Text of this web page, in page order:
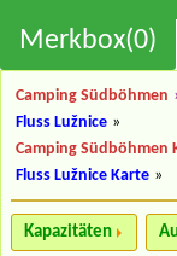
Merkbox(0)
Camping Südböhmen
Fluss Lužnice »
Camping Südböhmen
Fluss Lužnice Karte »
Kapazitäten